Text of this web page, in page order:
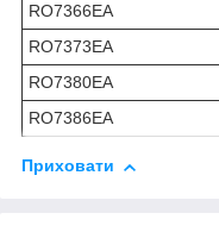
RO7366EA
RO7373EA
RO7380EA
RO7386EA
Приховати